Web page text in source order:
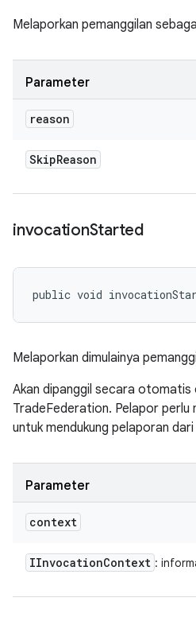
Melaporkan pemanggilan
Parameter
reason
SkipReason
invocationStarted
public void
Melaporkan dimulainya
Akan dipanggil secara
TradeFederation. Pelapor perlu
untuk mendukung pelaporan
Parameter
context
IInvocationContext :